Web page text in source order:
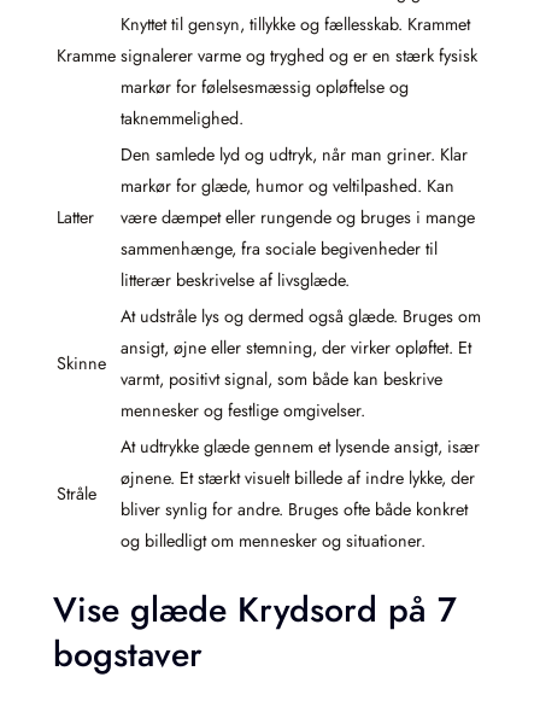
Kramme
Knyttet til gensyn, tillykke og fællesskab. Krammet
signalerer varme og tryghed og er en stærk fysisk
markør for følelsesmæssig opløftelse og
taknemmelighed.
Latter
Den samlede lyd og udtryk, når man griner. Klar
markør for glæde, humor og veltilpashed. Kan
være dæmpet eller rungende og bruges i mange
sammenhænge, fra sociale begivenheder til
litterær beskrivelse af livsglæde.
Skinne
At udstråle lys og dermed også glæde. Bruges om
ansigt, øjne eller stemning, der virker opløftet. Et
varmt, positivt signal, som både kan beskrive
mennesker og festlige omgivelser.
Stråle
At udtrykke glæde gennem et lysende ansigt, især
øjnene. Et stærkt visuelt billede af indre lykke, der
bliver synlig for andre. Bruges ofte både konkret
og billedligt om mennesker og situationer.
Vise glæde Krydsord på 7
bogstaver